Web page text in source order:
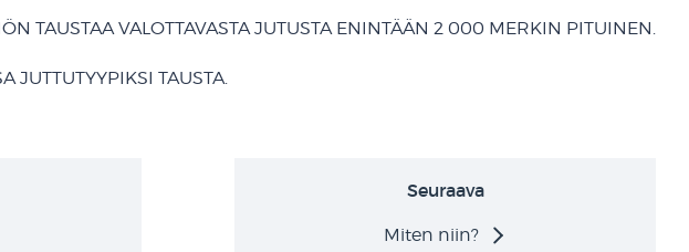
TAUSTAA VALOTTAVASTA JUTUSTA ENINTÄÄN 2 000 MERKIN PITUINEN.
JUTTUTYYPIKSI TAUSTA.
Seuraava
Miten niin?